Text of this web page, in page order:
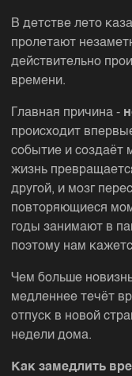
В детстве лето
пролетают
действительно
времени.
Главная причина -
происходит
событие и создаёт
жизнь
другой, и мозг
повторяющиеся
годы занимают в
поэтому нам
Чем больше
медленнее течёт
отпуск в новой
недели дома.
Как замедлить